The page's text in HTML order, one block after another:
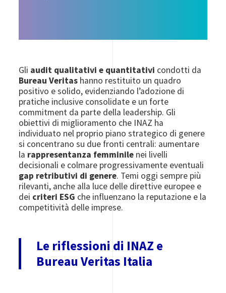
Gli audit qualitativi e quantitativi condotti da
Bureau Veritas hanno restituito un quadro
positivo e solido, evidenziando l’adozione di
pratiche inclusive consolidate e un forte
commitment da parte della leadership. Gli
obiettivi di miglioramento che INAZ ha
individuato nel proprio piano strategico di genere
si concentrano su due fronti centrali: aumentare
la rappresentanza femminile nei livelli
decisionali e colmare progressivamente eventuali
gap retributivi di genere. Temi oggi sempre più
rilevanti, anche alla luce delle direttive europee e
dei criteri ESG che influenzano la reputazione e la
competitività delle imprese.
Le riflessioni di INAZ e
Bureau Veritas Italia